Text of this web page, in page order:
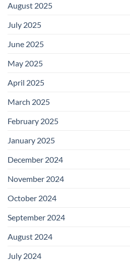
August 2025
July 2025
June 2025
May 2025
April 2025
March 2025
February 2025
January 2025
December 2024
November 2024
October 2024
September 2024
August 2024
July 2024